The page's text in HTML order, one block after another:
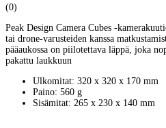
(0)
Peak Design Camera Cubes -
tai drone-varusteiden kanssa
pääaukossa on piilotettava läppä, joka
pakattu laukkuun
Ulkomitat: 320 x 320 x 170 mm
Paino: 560 g
Sisämitat: 265 x 230 x 140 mm